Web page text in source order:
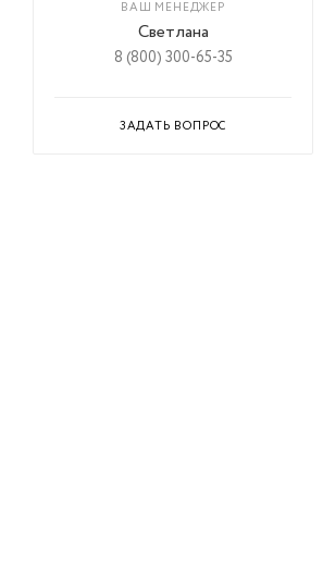
ВАШ МЕНЕДЖЕР
Светлана
8 (800) 300-65-35
ЗАДАТЬ ВОПРОС